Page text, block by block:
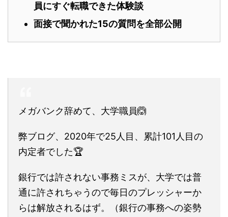
員にすぐ転職できた体験談
面接で聞かれた15の質問を全部公開
メガバンク辞めて、大学職員🙆
弊ブログ、2020年で25人目、累計101人目の
内定者でした🏆
銀行では許されない事務ミスが、大学では普
通に許されちゃうので毎日のプレッシャーか
らは解放されるはず。（銀行の事務への姿勢